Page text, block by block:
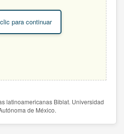
para continuar
latinoamericanas Biblat. Universidad
de México.